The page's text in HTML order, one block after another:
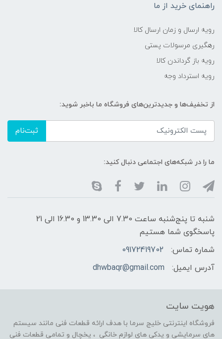
راهنمای خرید از ما
رویه ارسال و زمان ارسال کالا
رهگیری مرسولات پستی
رویه باز گرداندن کالا
رویه استرداد وجه
از تخفیف‌ها و جدیدترین‌های فروشگاه ما باخبر شوید:
ثبت‌نام
ما را در شبکه‌های اجتماعی دنبال کنید:
شنبه تا پنج‌شنبه ساعت 7.30 الی 13.30 و 16.30 الی 21
پاسخگوی شما هستیم
شماره تماس:
09172419702
آدرس ایمیل:
dhwbaqr@gmail.com
هویت سایت
فروشگاه اینترنتی خلیج سرما با هدف ارائه قطعات فنی مانند سیستم
های سرمایشی و یدکی های لوازم خانگی ، یخچال و تمامی قطعات فنی